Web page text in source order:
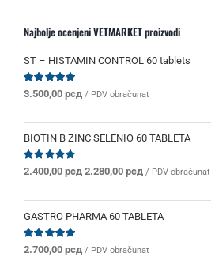
Najbolje ocenjeni VETMARKET proizvodi
ST – HISTAMIN CONTROL 60 tablets
Ocenjeno
od 5
3.500,00 рсд / PDV obračunat
BIOTIN B ZINC SELENIO 60 TABLETA
Ocenjeno
od 5
2.400,00рсд Originalna
je
bila:
2.280,00 рсдTrenutna
je:
2.280,00 рсд.
/ PDV obračunat
GASTRO PHARMA 60 TABLETA
Ocenjeno
od 5
2.700,00 рсд / PDV obračunat